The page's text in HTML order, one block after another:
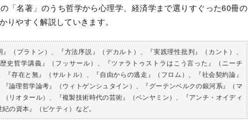
「名著」のうち哲学から心理学、経済学まで選りすぐった60冊の
りやすく解説していきます。
（プラトン）、『方法序説』（デカルト）、『実践理性批判』（カント）、
史哲学講義』（フッサール）、『ツァラトゥストラはこう言った』（ニーチ
存在と無』（サルトル）、『自由からの逃走』（フロム）、『社会契約論』
『論理哲学論考』（ウィトゲンシュタイン）、『グーテンベルクの銀河系』（マ
リオタール）、『複製技術時代の芸術』（ベンヤミン）、『アンチ・オイディ
の資本』（ピケティ）など。